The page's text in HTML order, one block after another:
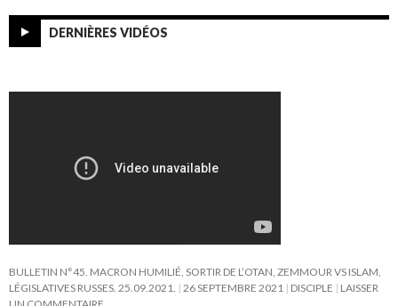
DERNIÈRES VIDÉOS
BULLETIN N°45. MACRON HUMILIÉ, SORTIR DE L’OTAN, ZEMMOUR VS ISLAM,
LÉGISLATIVES RUSSES. 25.09.2021. 26 SEPTEMBRE 2021 DISCIPLE
LAISSER